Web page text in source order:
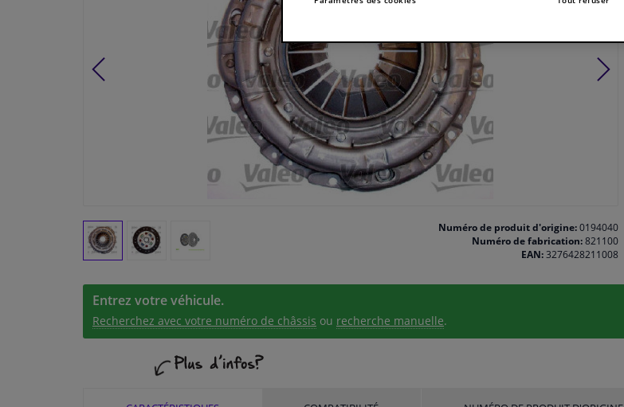
Numéro de produit d'origine:0194040
Numéro de fabrication:821100
EAN:3276428211008
Entrez votre véhicule.
Recherchez avec votre numéro de châssis ou recherche manuelle.